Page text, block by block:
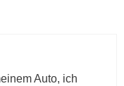
Auto, ich